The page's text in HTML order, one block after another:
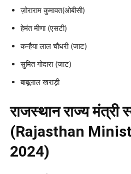
ज़ोराराम कुमावत(ओबीसी)
हेमंत मीणा (एसटी)
कन्हैया लाल चौधरी (जाट)
सुमित गोदारा (जाट)
बाबूलाल खराड़ी
राजस्थान राज्य मंत्री
(Rajasthan
2024)